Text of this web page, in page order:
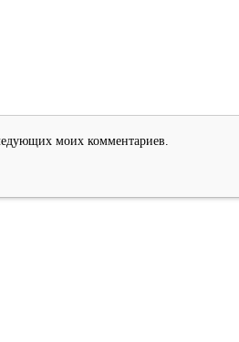
моих комментариев.